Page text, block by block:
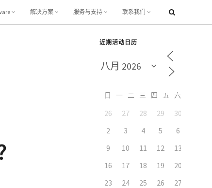
解决方案 服务与支持 联系我们
近期活动日历
日 一 二 三 四 五
26 27 28 29 30
2
3 4 5 6
9
10 11 12 13
16
17 18 19 20
23
24 25 26 27